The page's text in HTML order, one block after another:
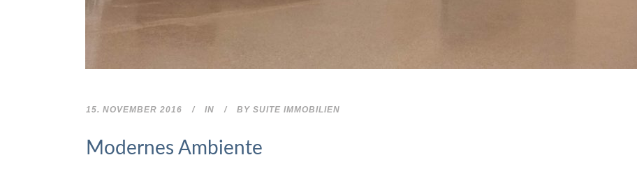
15. NOVEMBER 2016 IN BY SUITE IMMOBILIEN
Modernes Ambiente